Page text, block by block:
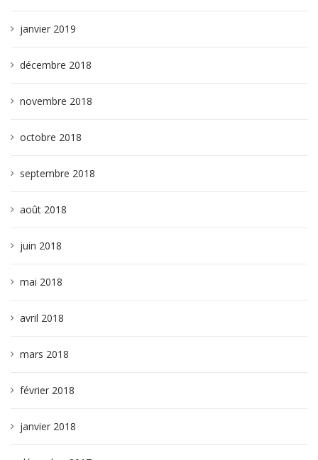
janvier 2019
décembre 2018
novembre 2018
octobre 2018
septembre 2018
août 2018
juin 2018
mai 2018
avril 2018
mars 2018
février 2018
janvier 2018